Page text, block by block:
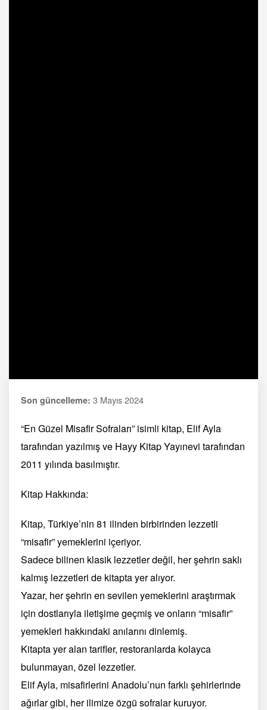
Son güncelleme: 3 Mayıs 2024
“En Güzel Misafir Sofraları” isimli kitap, Elif Ayla
tarafından yazılmış ve Hayy Kitap Yayınevi tarafından
2011 yılında basılmıştır.
Kitap Hakkında:
Kitap, Türkiye’nin 81 ilinden birbirinden lezzetli
“misafir” yemeklerini içeriyor.
Sadece bilinen klasik lezzetler değil, her şehrin saklı
kalmış lezzetleri de kitapta yer alıyor.
Yazar, her şehrin en sevilen yemeklerini araştırmak
için dostlarıyla iletişime geçmiş ve onların “misafir”
yemekleri hakkındaki anılarını dinlemiş.
Kitapta yer alan tarifler, restoranlarda kolayca
bulunmayan, özel lezzetler.
Elif Ayla, misafirlerini Anadolu’nun farklı şehirlerinde
ağırlar gibi, her ilimize özgü sofralar kuruyor.